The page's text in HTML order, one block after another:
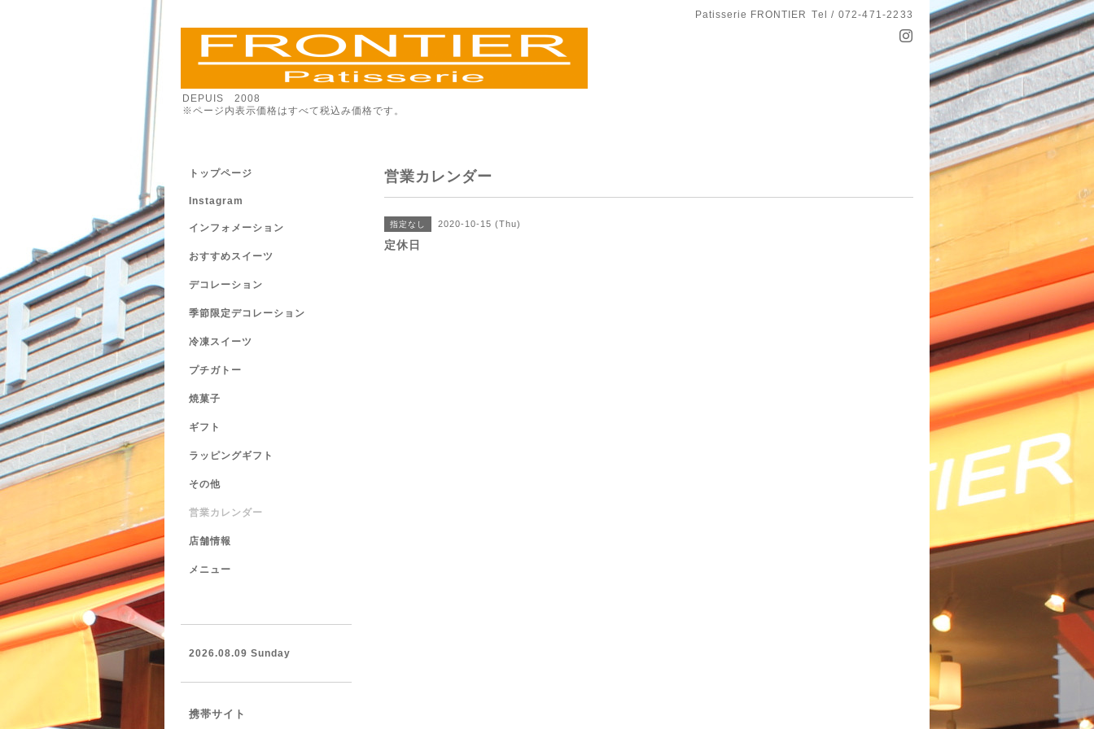
Patisserie FRONTIER Tel / 072-471-2233
DEPUIS 2008
※ページ内表示価格はすべて税込み価格です。
営業カレンダー
指定なし 2020-10-15 (Thu)
定休日
トップページ
Instagram
インフォメーション
おすすめスイーツ
デコレーション
季節限定デコレーション
冷凍スイーツ
プチガトー
焼菓子
ギフト
ラッピングギフト
その他
営業カレンダー
店舗情報
メニュー
2026.08.09 Sunday
携帯サイト